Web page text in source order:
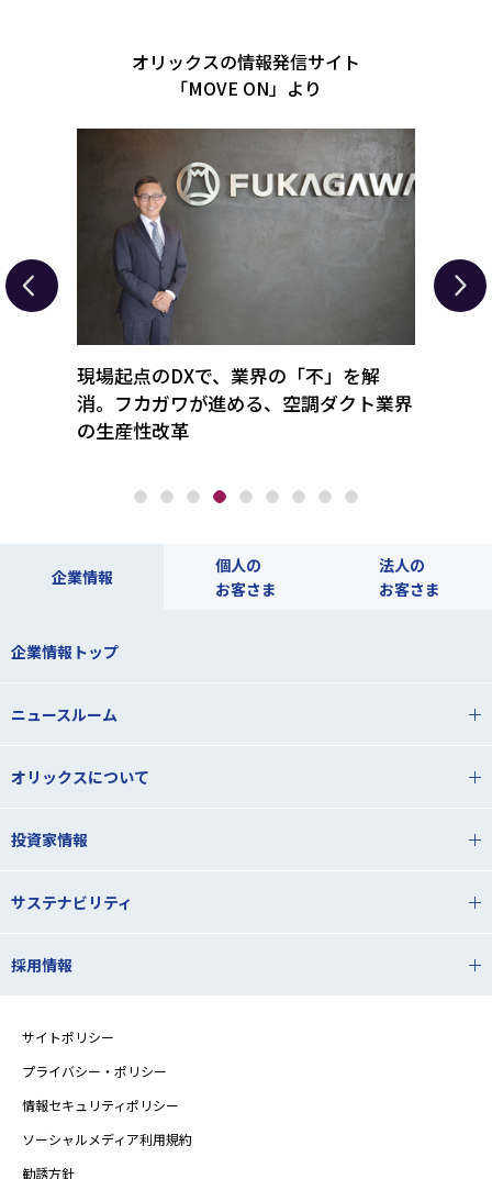
オリックスの情報発信サイト
「MOVE ON」より
現場起点のDXで、業界の「不」を解
消。フカガワが進める、空調ダクト業界
の生産性改革
企業情報
個人の
お客さま
法人の
お客さま
企業情報トップ
ニュースルーム
オリックスについて
投資家情報
サステナビリティ
採用情報
サイトポリシー
プライバシー・ポリシー
情報セキュリティポリシー
ソーシャルメディア利用規約
勧誘方針